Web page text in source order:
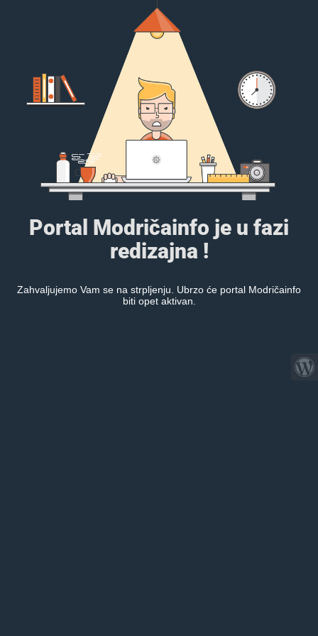
Portal Modričainfo je u fazi
redizajna !
Zahvaljujemo Vam se na strpljenju. Ubrzo će portal Modričainfo
biti opet aktivan.